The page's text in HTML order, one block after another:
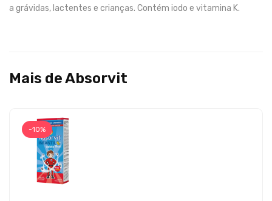
a grávidas, lactentes e crianças. Contém iodo e vitamina K.
Mais de Absorvit
-10%